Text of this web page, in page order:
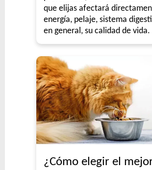
que elijas afectará
energía, pelaje, sistema
en general, su calidad de vida.
¿Cómo elegir el